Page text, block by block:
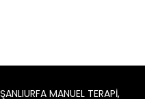
MANUEL TERAPİ,